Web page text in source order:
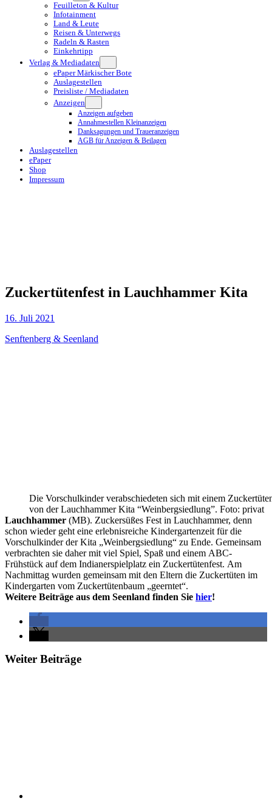
Feuilleton & Kultur
Infotainment
Land & Leute
Reisen & Unterwegs
Radeln & Rasten
Einkehrtipp
Verlag & Mediadaten
ePaper Märkischer Bote
Auslagestellen
Preisliste / Mediadaten
Anzeigen
Anzeigen aufgeben
Annahmestellen Kleinanzeigen
Danksagungen und Traueranzeigen
AGB für Anzeigen & Beilagen
Auslagestellen
ePaper
Shop
Impressum
Zuckertütenfest in Lauchhammer Kita
16. Juli 2021
Senftenberg & Seenland
Die Vorschulkinder verabschiedeten sich mit einem
von der Lauchhammer Kita “Weinbergsiedlung”. Foto: privat
Lauchhammer (MB). Zuckersüßes Fest in Lauchhammer, denn
schon wieder geht eine erlebnisreiche Kindergartenzeit für die
Vorschulkinder der Kita „Weinbergsiedlung“ zu Ende. Gemeinsam
verbrachten sie daher mit viel Spiel, Spaß und einem ABC-
Frühstück auf dem Indianerspielplatz ein Zuckertütenfest. Am
Nachmittag wurden gemeinsam mit den Eltern die Zuckertüten im
Kindergarten vom Zuckertütenbaum „geerntet“.
Weitere Beiträge aus dem Seenland finden Sie hier!
Weiter Beiträge